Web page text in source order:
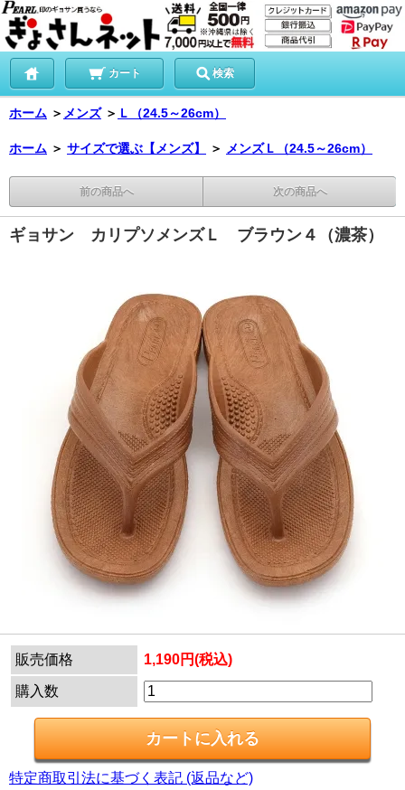
カート 検索
ホーム ＞ メンズ ＞ Ｌ（24.5～26cm）
ホーム ＞ サイズで選ぶ【メンズ】 ＞ メンズＬ（24.5～26cm）
前の商品へ 次の商品へ
ギョサン カリプソメンズＬ ブラウン４（濃茶）
販売価格 1,190円(税込)
購入数
特定商取引法に基づく表記 (返品など)